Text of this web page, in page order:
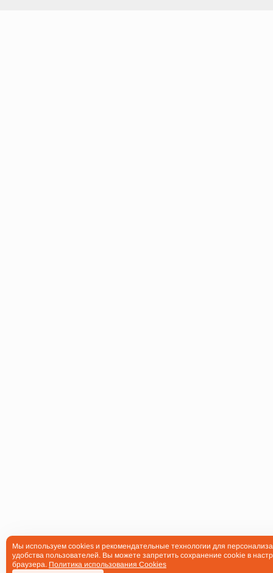
Мы используем cookies и рекомендательные технологии для
удобства пользователей. Вы можете запретить сохранение cookie в
браузера. Политика использования Cookies